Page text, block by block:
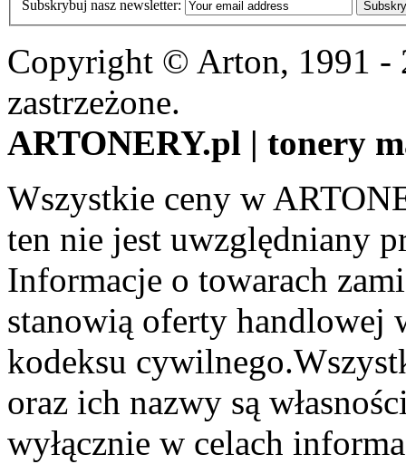
Subskrybuj nasz newsletter:
Copyright © Arton, 1991 -
zastrzeżone.
ARTONERY.pl | tonery
Wszystkie ceny w
ten nie jest uwzględniany
Informacje o towarach
stanowią oferty
kodeksu
oraz ich nazwy są
wyłącznie w celach